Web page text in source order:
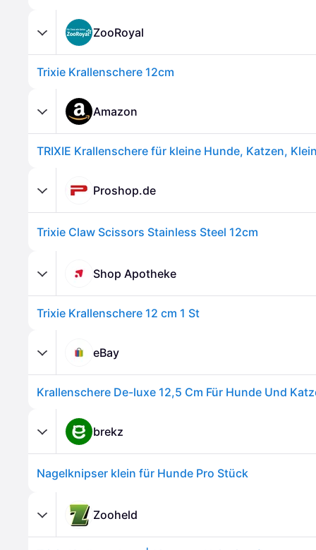
ZooRoyal
Trixie Krallenschere 12cm
Amazon
Proshop.de
Trixie Claw Scissors Stainless Steel 12cm
Shop Apotheke
Trixie Krallenschere 12 cm 1 St
eBay
brekz
Nagelknipser klein für Hunde Pro Stück
Zooheld